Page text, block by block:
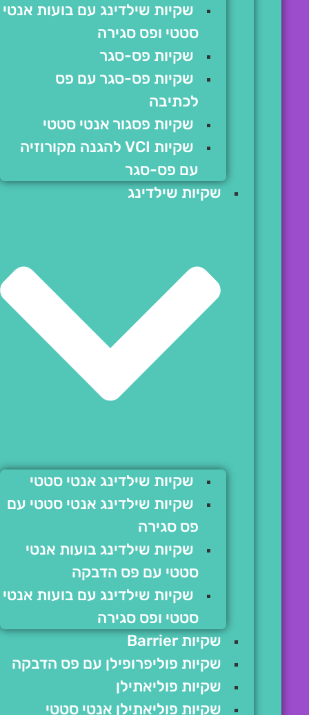
שקיות שילדינג עם בועות אנטי
סטטי ופס סגירה
שקיות פס-סגר
שקיות פס-סגר עם פס
לכתיבה
שקיות פסגור אנטי סטטי
שקיות VCI להגנה מקורוזיה
עם פס-סגר
שקיות שילדינג
שקיות שילדינג אנטי סטטי
שקיות שילדינג אנטי סטטי עם
פס סגירה
שקיות שילדינג בועות אנטי
סטטי עם פס הדבקה
שקיות שילדינג עם בועות אנטי
סטטי ופס סגירה
שקיות Barrier
שקיות פוליפרופילן עם פס הדבקה
שקיות פוליאתילן
שקיות פוליאתילן אנטי סטטי